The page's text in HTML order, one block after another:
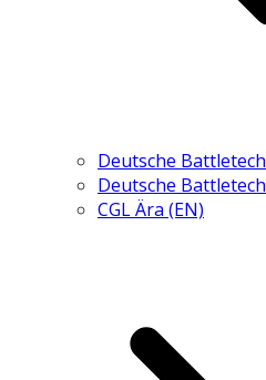
Deutsche
Deutsche
CGL Ära (EN)